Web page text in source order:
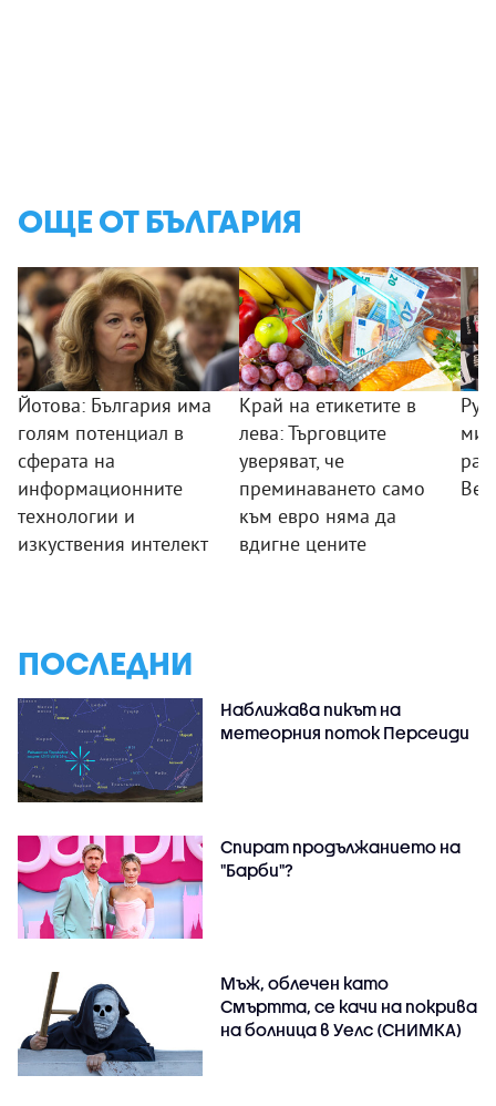
ОЩЕ ОТ БЪЛГАРИЯ
Йотова: България има
голям потенциал в
сферата на
информационните
технологии и
изкуствения интелект
Край на етикетите в
лева: Търговците
уверяват, че
преминаването само
към евро няма да
вдигне цените
ПОСЛЕДНИ
Наближава пикът на
метеорния поток Персеиди
Спират продължанието на
"Барби"?
Мъж, облечен като
Смъртта, се качи на покрива
на болница в Уелс (СНИМКА)